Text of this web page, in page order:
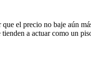
el precio no baje aún
a actuar como un